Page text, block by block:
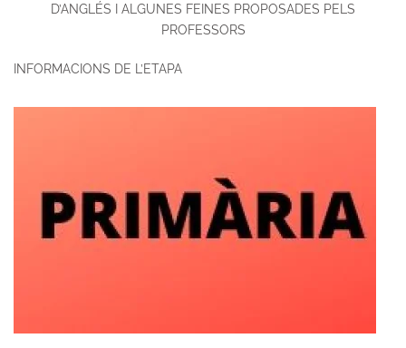
D’ANGLÉS I ALGUNES FEINES PROPOSADES PELS
PROFESSORS
INFORMACIONS DE L’ETAPA